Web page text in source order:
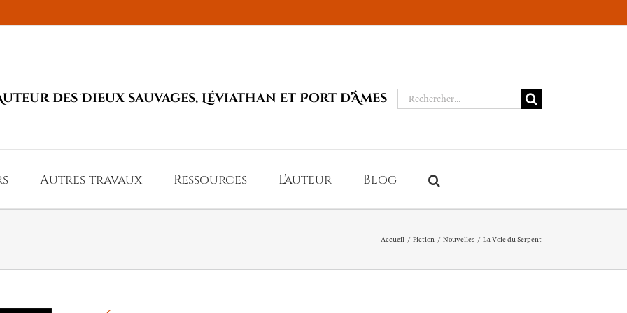
des Dieux sauvages, Léviathan et Port d’Âmes Rechercher:
Autres travaux Ressources L’auteur Blog
Accueil Fiction Nouvelles La Voie du Serpent